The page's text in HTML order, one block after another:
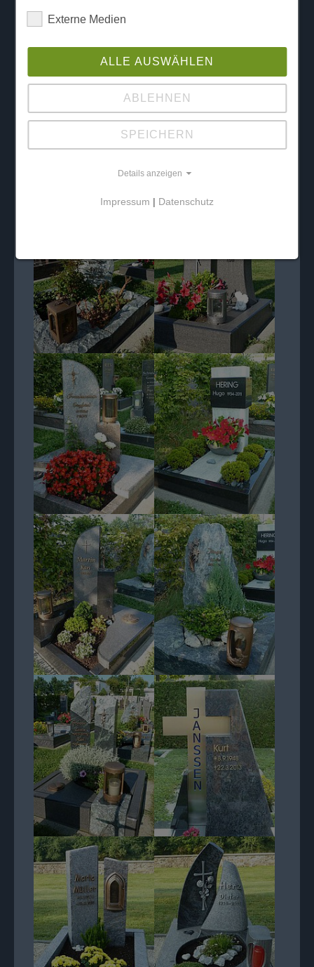
Externe Medien
ALLE AUSWÄHLEN
ABLEHNEN
SPEICHERN
Details anzeigen
Impressum | Datenschutz